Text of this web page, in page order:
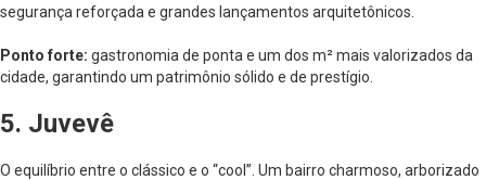
segurança reforçada e grandes lançamentos arquitetônicos.
Ponto forte: gastronomia de ponta e um dos m² mais valorizados da
cidade, garantindo um patrimônio sólido e de prestígio.
5. Juvevê
O equilíbrio entre o clássico e o “cool”. Um bairro charmoso, arborizado